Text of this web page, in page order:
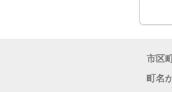
市区
町名